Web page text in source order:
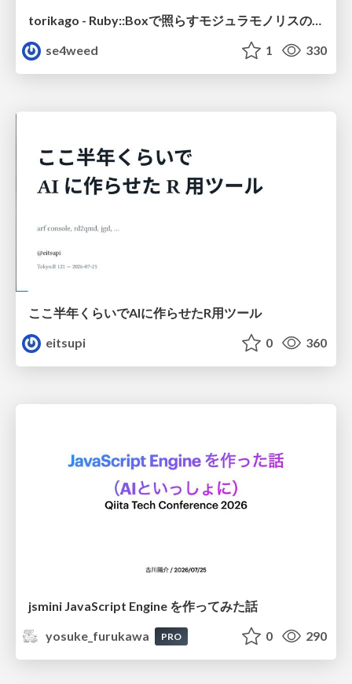
torikago - Ruby::Boxで照らすモジュラモノリスの実行境界
se4weed
1 330
ここ半年くらいでAIに作らせたR用ツール
eitsupi
0 360
jsmini JavaScript Engine を作ってみた話
yosuke_furukawa
PRO 0 290